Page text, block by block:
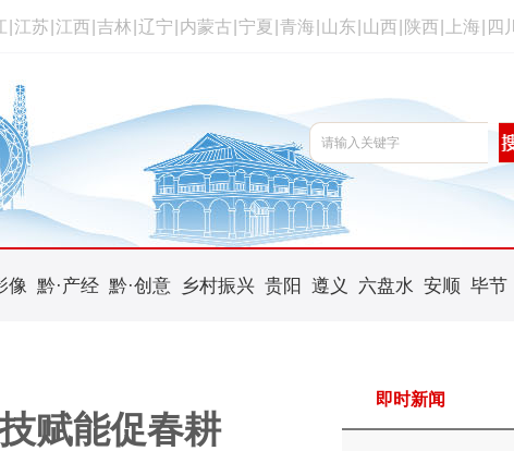
江苏 江西 吉林 辽宁 内蒙古 宁夏 青海 山东 山西 陕西 上海 四川
像 黔·产经 黔·创意 乡村振兴 贵阳 遵义 六盘水 安顺 毕节
赋能促春耕
即时新闻